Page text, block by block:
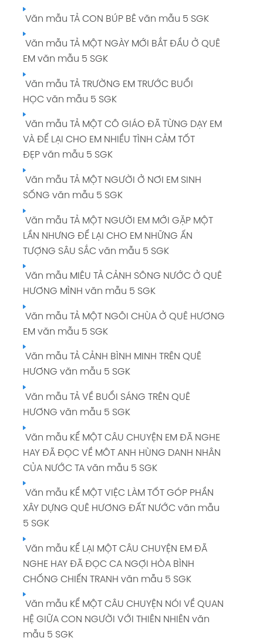
Văn mẫu TẢ CON BÚP BÊ văn mẫu 5 SGK
Văn mẫu TẢ MỘT NGÀY MỚI BẮT ĐẦU Ở QUÊ
EM văn mẫu 5 SGK
Văn mẫu TẢ TRƯỜNG EM TRƯỚC BUỔI
HỌC văn mẫu 5 SGK
Văn mẫu TẢ MỘT CÔ GIÁO ĐÃ TỪNG DẠY EM
VÀ ĐỂ LẠI CHO EM NHIỀU TÌNH CẢM TỐT
ĐẸP văn mẫu 5 SGK
Văn mẫu TẢ MỘT NGƯỜI Ở NƠI EM SINH
SỐNG văn mẫu 5 SGK
Văn mẫu TẢ MỘT NGƯỜI EM MỚI GẶP MỘT
LẦN NHƯNG ĐỂ LẠI CHO EM NHỮNG ẤN
TƯỢNG SÂU SẮC văn mẫu 5 SGK
Văn mẫu MIÊU TẢ CẢNH SÔNG NƯỚC Ở QUÊ
HƯƠNG MÌNH văn mẫu 5 SGK
Văn mẫu TẢ MỘT NGÔI CHÙA Ở QUÊ HƯƠNG
EM văn mẫu 5 SGK
Văn mẫu TẢ CẢNH BÌNH MINH TRÊN QUÊ
HƯƠNG văn mẫu 5 SGK
Văn mẫu TẢ VỀ BUỔI SÁNG TRÊN QUÊ
HƯƠNG văn mẫu 5 SGK
Văn mẫu KỂ MỘT CÂU CHUYỆN EM ĐÃ NGHE
HAY ĐÃ ĐỌC VỀ MÔT ANH HÙNG DANH NHÂN
CỦA NƯỚC TA văn mẫu 5 SGK
Văn mẫu KỂ MỘT VIỆC LÀM TỐT GÓP PHẦN
XÂY DỰNG QUÊ HƯƠNG ĐẤT NƯỚC văn mẫu
5 SGK
Văn mẫu KỂ LẠI MỘT CÂU CHUYỆN EM ĐÃ
NGHE HAY ĐÃ ĐỌC CA NGỢI HÒA BÌNH
CHỐNG CHIẾN TRANH văn mẫu 5 SGK
Văn mẫu KỂ MỘT CÂU CHUYỆN NÓI VỀ QUAN
HỆ GIỮA CON NGƯỜI VỚI THIÊN NHIÊN văn
mẫu 5 SGK